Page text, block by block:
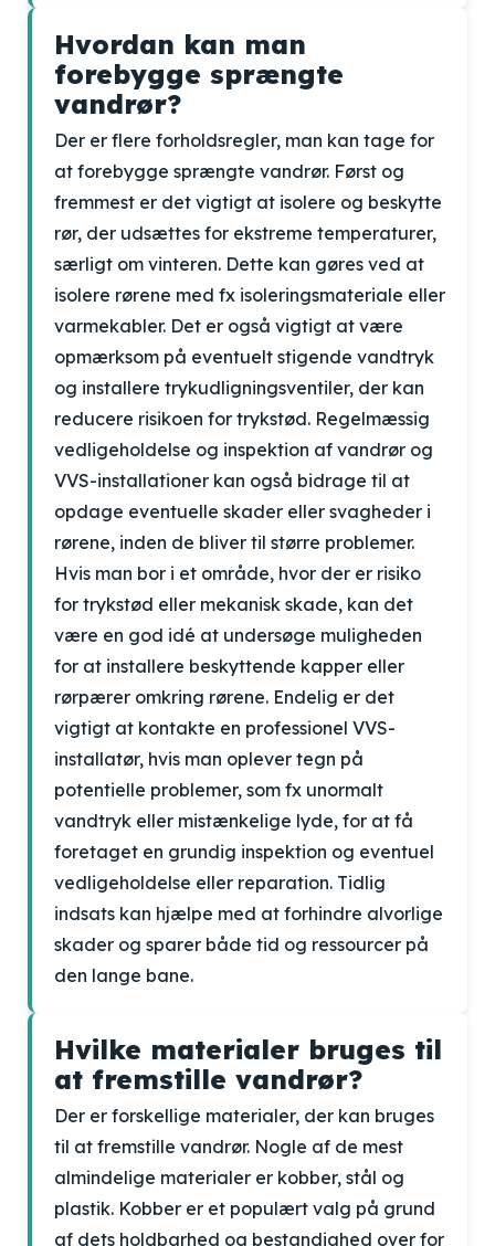
Hvordan kan man
forebygge sprængte
vandrør?
Der er flere forholdsregler, man kan tage for
at forebygge sprængte vandrør. Først og
fremmest er det vigtigt at isolere og beskytte
rør, der udsættes for ekstreme temperaturer,
særligt om vinteren. Dette kan gøres ved at
isolere rørene med fx isoleringsmateriale eller
varmekabler. Det er også vigtigt at være
opmærksom på eventuelt stigende vandtryk
og installere trykudligningsventiler, der kan
reducere risikoen for trykstød. Regelmæssig
vedligeholdelse og inspektion af vandrør og
VVS-installationer kan også bidrage til at
opdage eventuelle skader eller svagheder i
rørene, inden de bliver til større problemer.
Hvis man bor i et område, hvor der er risiko
for trykstød eller mekanisk skade, kan det
være en god idé at undersøge muligheden
for at installere beskyttende kapper eller
rørpærer omkring rørene. Endelig er det
vigtigt at kontakte en professionel VVS-
installatør, hvis man oplever tegn på
potentielle problemer, som fx unormalt
vandtryk eller mistænkelige lyde, for at få
foretaget en grundig inspektion og eventuel
vedligeholdelse eller reparation. Tidlig
indsats kan hjælpe med at forhindre alvorlige
skader og sparer både tid og ressourcer på
den lange bane.
Hvilke materialer bruges til
at fremstille vandrør?
Der er forskellige materialer, der kan bruges
til at fremstille vandrør. Nogle af de mest
almindelige materialer er kobber, stål og
plastik. Kobber er et populært valg på grund
af dets holdbarhed og bestandighed over for